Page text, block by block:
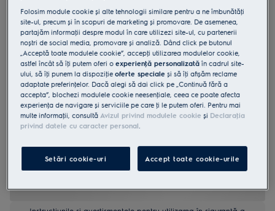
E2SLT
Placa de sare Himalaya
4.6 (14)
Beneficii
Placa de sare de la Electrolux este o modalitate sanatoasa si stilata
de a gati si de a servi preparatele, condimentând-le in mod natural.
Condimenteaza natural alimentele cu Placa de sare de la Electrolux,
Suportul stilat din otel livrat impreuna cu Placa de sare de la
Folosim module cookie și alte tehnologii similare pentru a ne îmbunătăţi
site-ul, precum și în scopuri de marketing și promovare. De asemenea,
partajăm informaţii despre modul în care utilizezi site-ul, cu partenerii
noștri de social media, promovare și analiză. Dând click pe butonul
„Acceptă toate modulele cookie”, accepţi utilizarea modulelor cookie,
astfel încât să îţi putem oferi oexperienţă personalizată în cadrul site-
ului, să îţi punem la dispoziţieoferte speciale și să îţi afișăm reclame
adaptate preferinţelor. Dacă alegi să dai click pe „Continuă fără a
accepta”, blochezi modulele cookie neesenţiale, ceea ce poate afecta
experienţa de navigare și serviciile pe care ţi le putem oferi. Pentru mai
multe informaţii, consultă Avizul privind modulele cookie și Declaraţia
privind datele cu caracter personal.
Setări cookie-uri Accept toate cookie-urile